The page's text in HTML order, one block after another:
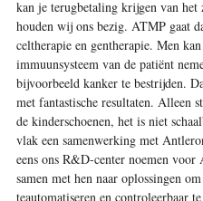
kan je terugbetaling krijgen van het
houden wij ons bezig. ATMP gaat
celtherapie en gentherapie. Men
immuunsysteem van de patiënt
bijvoorbeeld kanker te bestrijden.
met fantastische resultaten. Alleen
de kinderschoenen, het is niet
vlak een samenwerking met
eens ons R&D-center noemen
samen met hen naar oplossingen
teautomatiseren en controleerbaar